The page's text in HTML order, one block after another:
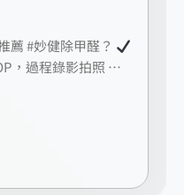
薦 #妙健除甲醛？
，過程錄影拍照 …